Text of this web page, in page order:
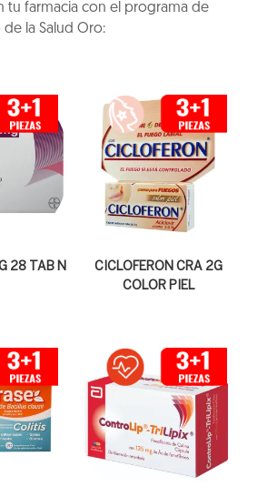
tu farmacia con el programa de
la Salud Oro:
28 TAB N
CICLOFERON CRA 2G
COLOR PIEL